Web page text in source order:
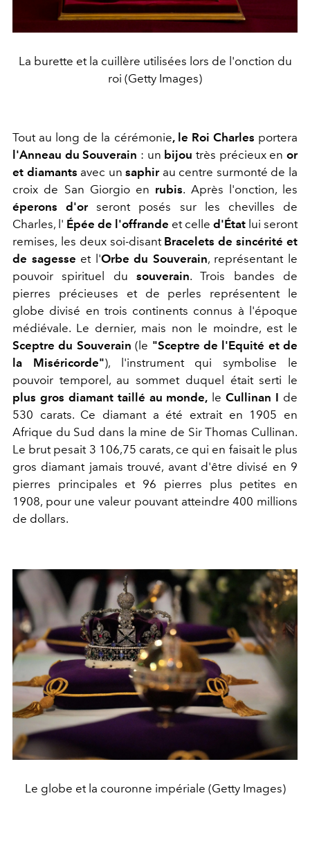
La burette et la cuillère utilisées lors de l'onction du
roi (Getty Images)
Tout au long de la cérémonie, le Roi Charles portera
l'Anneau du Souverain : un bijou très précieux enor
et diamants avec unsaphirau centre surmonté de la
croix de San Giorgio en rubis. Après l'onction, les
éperons d'orseront posés sur les chevilles de
Charles, l' Épée de l'offrande et celle d'État lui seront
remises, les deux soi-disant Bracelets de sincérité et
de sagesse et l'Orbe du Souverain, représentant le
pouvoir spirituel du souverain. Trois bandes de
pierres précieuses et de perles représentent le
globe divisé en trois continents connus à l'époque
médiévale. Le dernier, mais non le moindre, est le
Sceptre du Souverain (le "Sceptre de l'Equité et de
la Miséricorde"), l'instrument qui symbolise le
pouvoir temporel, au sommet duquel était serti le
plus gros diamant taillé au monde, leCullinan I de
530 carats. Ce diamant a été extrait en 1905 en
Afrique du Sud dans la mine de Sir Thomas Cullinan.
Le brut pesait 3 106,75 carats, ce qui en faisait le plus
gros diamant jamais trouvé, avant d'être divisé en 9
pierres principales et 96 pierres plus petites en
1908, pour une valeur pouvant atteindre 400 millions
de dollars.
Le globe et la couronne impériale (Getty Images)